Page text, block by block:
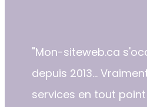
"​​Mon-siteweb.ca
depuis 2013...
services en tout